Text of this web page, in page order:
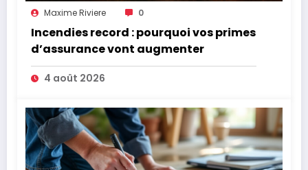
Maxime Riviere 0
Incendies record : pourquoi vos primes
d’assurance vont augmenter
4 août 2026